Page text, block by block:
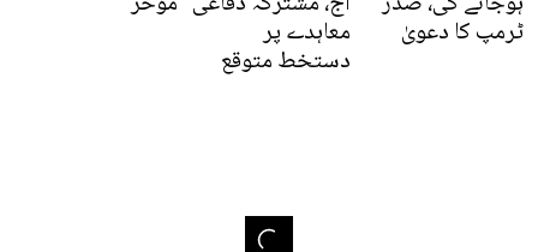
ٹرمپ کا دعویٰ معاہدے پر
دستخط متوقع